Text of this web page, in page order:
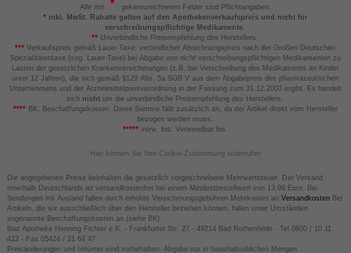
Alle mit
gekennzeichneten Felder sind Pflichtangaben.
*inkl. MwSt. Rabatte gelten auf den Apothekenverkaufspreis und nicht für
verschreibungspflichtige Medikamente.
** Unverbindliche Preisempfehlung des Herstellers.
*** Verkaufspreis gemäß Lauer-Taxe; verbindlicher Abrechnungspreis nach der Großen Deutschen
Spezialitätentaxe (sog. Lauer-Taxe) bei Abgabe von nicht verschreibungspflichtigen Medikamenten zu
Lasten der gesetzlichen Krankenversicherungen (z.B. bei Verschreibung des Medikaments an Kinder
unter 12 Jahren), die sich gemäß §129 Abs. 5a SGB V aus dem Abgabepreis des pharmazeutischen
Unternehmens und der Arzneimittelpreisverordnung in der Fassung zum 31.12.2003 ergibt. Es handelt
sich nicht um die unverbindliche Preisempfehlung des Herstellers.
****BK: Beschaffungskosten. Diese Summe fällt zusätzlich an, da der Artikel direkt vom Hersteller
bezogen werden muss.
*****verw. bis: Verwendbar bis.
Hier können Sie Ihre Cookie-Zustimmung widerrufen
Die angegebenen Preise beinhalten die gesetzlich vorgeschriebene Mehrwertsteuer. Der Versand
innerhalb Deutschlands ist versandkostenfrei bei einem Mindestbestellwert von 13,99 Euro. Bei
Sendungen ins Ausland fallen durch erhöhte Versicherungsgebühren Mehrkosten an VersandkostenBei
Artikeln, die wir ausschließlich über den Hersteller beziehen können, fallen unter Umständen
sogenannte Beschaffungskosten an (siehe BK).
Bad Apotheke Henning Fichter e.K. - Frankfurter Str. 27 - 49214 Bad Rothenfelde - Tel 0800 / 10 11
422 - Fax 05424 / 21 64 47
Preisänderungen und Irrtümer sind vorbehalten. Abgabe nur in haushaltsüblichen Mengen.